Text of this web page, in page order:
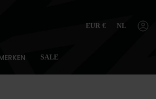
Valuta
EUR € Taal
NL
SALE